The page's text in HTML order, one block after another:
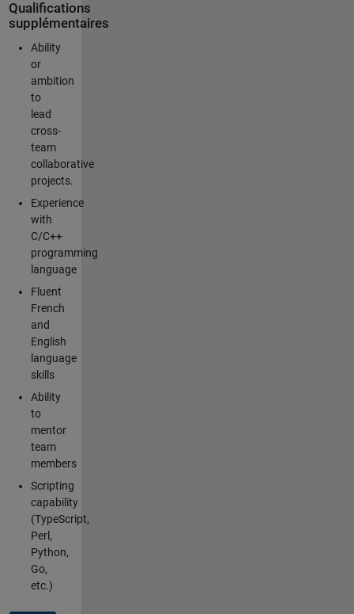
Qualifications
supplémentaires
Ability
or
ambition
to
lead
cross-
team
collaborative
projects.
Experience
with
C/C++
programming
language
Fluent
French
and
English
language
skills
Ability
to
mentor
team
members
Scripting
capability
(TypeScript,
Perl,
Python,
Go,
etc.)